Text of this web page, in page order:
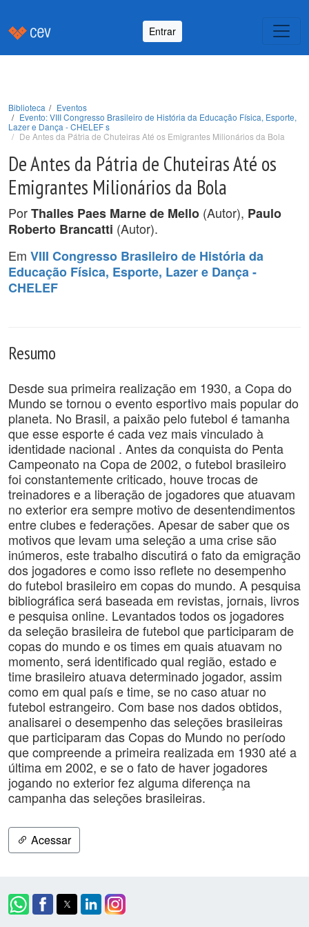
Entrar
Biblioteca
Eventos
Evento: VIII Congresso Brasileiro de História da Educação Física, Esporte,
Lazer e Dança - CHELEF s
De Antes da Pátria de Chuteiras Até os Emigrantes Milionários da Bola
De Antes da Pátria de Chuteiras Até os
Emigrantes Milionários da Bola
PorThalles Paes Marne de Mello (Autor), Paulo
Roberto Brancatti (Autor).
Em VIII Congresso Brasileiro de História da
Educação Física, Esporte, Lazer e Dança -
CHELEF
Resumo
Desde sua primeira realização em 1930, a Copa do
Mundo se tornou o evento esportivo mais popular do
planeta. No Brasil, a paixão pelo futebol é tamanha
que esse esporte é cada vez mais vinculado à
identidade nacional . Antes da conquista do Penta
Campeonato na Copa de 2002, o futebol brasileiro
foi constantemente criticado, houve trocas de
treinadores e a liberação de jogadores que atuavam
no exterior era sempre motivo de desentendimentos
entre clubes e federações. Apesar de saber que os
motivos que levam uma seleção a uma crise são
inúmeros, este trabalho discutirá o fato da emigração
dos jogadores e como isso reflete no desempenho
do futebol brasileiro em copas do mundo. A pesquisa
bibliográfica será baseada em revistas, jornais, livros
e pesquisa online. Levantados todos os jogadores
da seleção brasileira de futebol que participaram de
copas do mundo e os times em quais atuavam no
momento, será identificado qual região, estado e
time brasileiro atuava determinado jogador, assim
como em qual país e time, se no caso atuar no
futebol estrangeiro. Com base nos dados obtidos,
analisarei o desempenho das seleções brasileiras
que participaram das Copas do Mundo no período
que compreende a primeira realizada em 1930 até a
última em 2002, e se o fato de haver jogadores
jogando no exterior fez alguma diferença na
campanha das seleções brasileiras.
Acessar